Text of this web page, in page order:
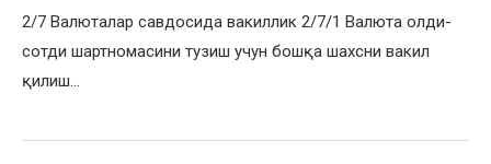
2/7 Валюталар савдосида вакиллик 2/7/1 Валюта олди-
сотди шартномасини тузиш учун бошқа шахсни вакил
қилиш…